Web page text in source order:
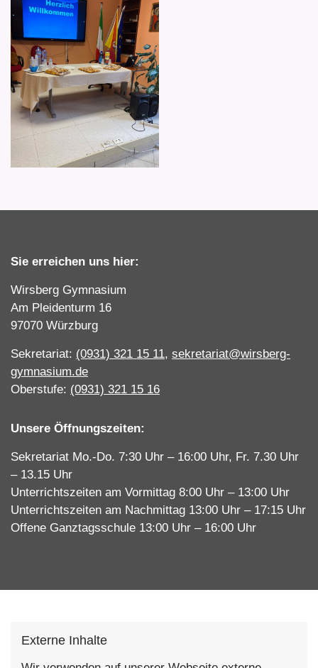
Sie erreichen uns hier:
Wirsberg Gymnasium
Am Pleidenturm 16
97070 Würzburg
Sekretariat: (0931) 321 15 11, sekretariat@wirsberg-
gymnasium.de
Oberstufe: (0931) 321 15 16
Unsere Öffnungszeiten:
Sekretariat Mo.-Do. 7:30 Uhr – 16:00 Uhr, Fr. 7.30 Uhr
– 13.15 Uhr
Unterrichtszeiten am Vormittag 8:00 Uhr – 13:00 Uhr
Unterrichtszeiten am Nachmittag 13:00 Uhr – 17:15 Uhr
Offene Ganztagsschule 13:00 Uhr – 16:00 Uhr
Externe Inhalte